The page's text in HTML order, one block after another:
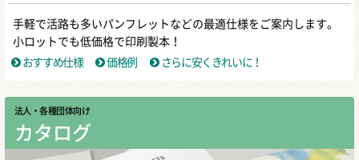
手軽で活路も多いパンフレットなどの最適仕様をご案内します。
小ロットでも低価格で印刷製本！
おすすめ仕様
価格例 さらに安くきれいに！
法人・各種団体向け
カタログ